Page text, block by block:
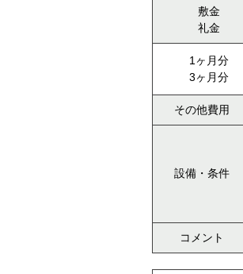
敷金
礼金
1ヶ月分
3ヶ月分
その他費用
設備・条件
コメント